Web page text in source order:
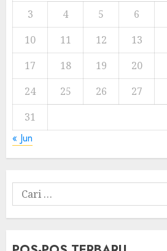
3 4 5 6
10
11 12 13
17
18 19 20
24
25 26 27
31
« Jun
Cari
untuk: